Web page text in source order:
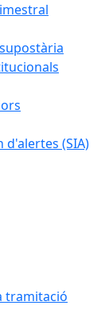
d'alertes (SIA)
tramitació